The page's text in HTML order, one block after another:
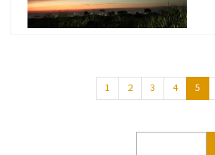
1 2 3 4 5